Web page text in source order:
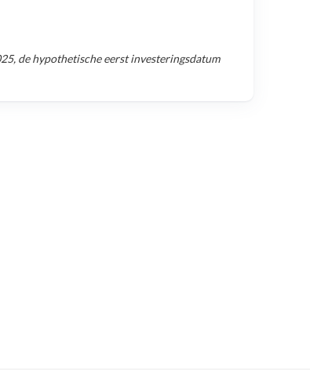
, de hypothetische eerst investeringsdatum